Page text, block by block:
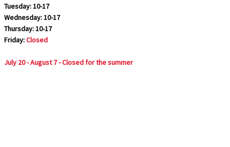
Tuesday: 10-17
Wednesday: 10-17
Thursday: 10-17
Friday:Closed
July 20 - August 7 - Closed for the summer